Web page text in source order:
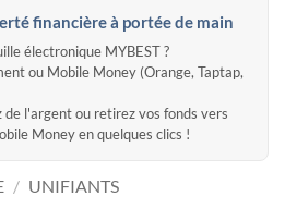
financière à portée de main
électronique MYBEST ?
ou Mobile Money (Orange, Taptap,
de l'argent ou retirez vos fonds vers
Money en quelques clics !
/ UNIFIANTS